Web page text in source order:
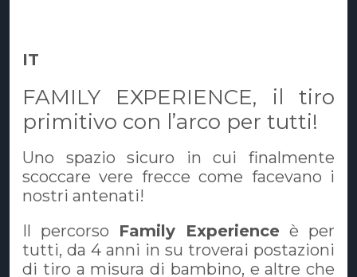
IT
FAMILY EXPERIENCE, il tiro
primitivo con l’arco per tutti!
Uno spazio sicuro in cui finalmente
scoccare vere frecce come facevano i
nostri antenati!
Il percorso Family Experience è per
tutti, da 4 anni in su troverai postazioni
di tiro a misura di bambino, e altre che